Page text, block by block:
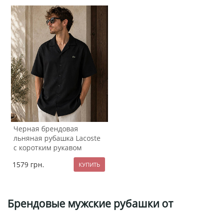
Черная брендовая
льняная рубашка Lacoste
с коротким рукавом
1579 грн.
Брендовые мужские рубашки от